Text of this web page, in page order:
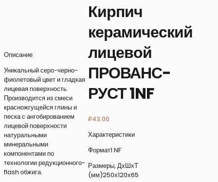
Кирпич
керамический
лицевой
ПРОВАНС-
РУСТ 1NF
₽43.00
Характеристики
Формат1 NF
Размеры, ДхШхТ
(мм)250х120х65
Описание
Уникальный серо-черно-
фиолетовый цвет и гладкая
лицевая поверхность.
Производится из смеси
красножгущейся глины и
песка с ангобированием
лицевой поверхности
натуральными
минеральными
компонентами по
технологии редукционного-
flash обжига.